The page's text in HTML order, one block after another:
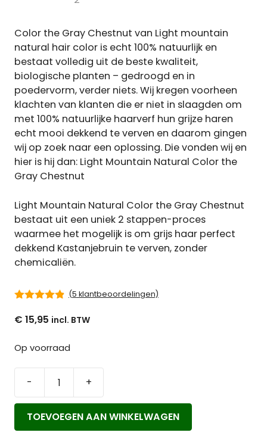
Color the Gray Chestnut van Light mountain
natural hair color is echt 100% natuurlijk en
bestaat volledig uit de beste kwaliteit,
biologische planten – gedroogd en in
poedervorm, verder niets. Wij kregen voorheen
klachten van klanten die er niet in slaagden om
met 100% natuurlijke haarverf hun grijze haren
echt mooi dekkend te verven en daarom gingen
wij op zoek naar een oplossing. Die vonden wij en
hier is hij dan: Light Mountain Natural Color the
Gray Chestnut
Light Mountain Natural Color the Gray Chestnut
bestaat uit een uniek 2 stappen-proces
waarmee het mogelijk is om grijs haar perfect
dekkend Kastanjebruin te verven, zonder
chemicaliën.
(5 klantbeoordelingen)
€ 15,95
Op voorraad
-
Mountain
Natural
Color
+
TOEVOEGEN AAN WINKELWAGEN